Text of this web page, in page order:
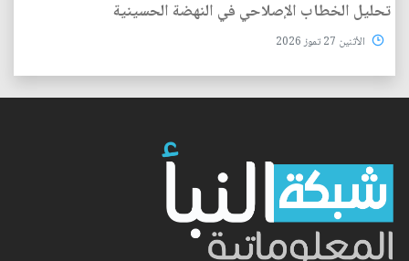
تحليل الخطاب الإصلاحي في النهضة الحسينية
الأثنين 27 تموز 2026